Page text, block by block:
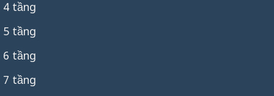
4 tầng
5 tầng
6 tầng
7 tầng